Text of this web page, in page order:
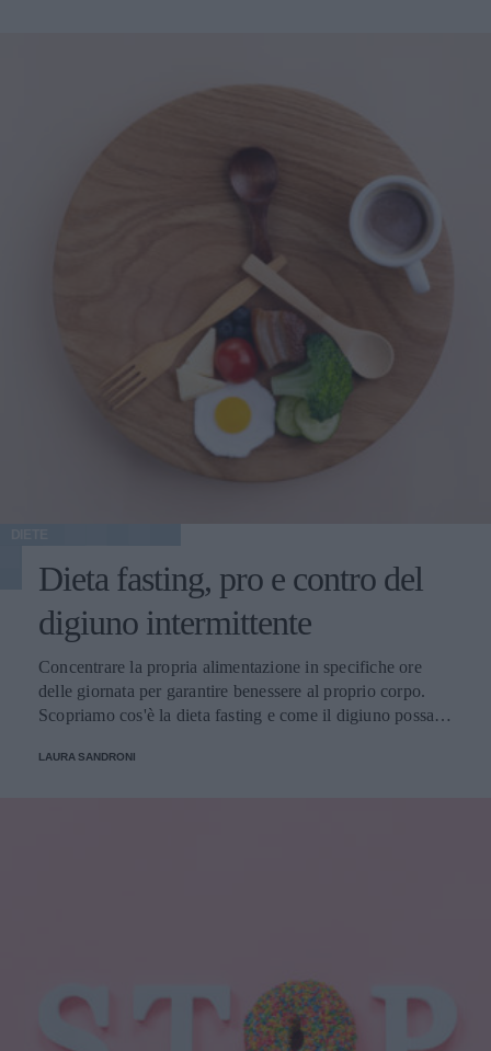
Dieta fasting, pro e contro del
digiuno intermittente
Concentrare la propria alimentazione in specifiche ore
delle giornata per garantire benessere al proprio corpo.
Scopriamo cos'è la dieta fasting e come il digiuno possa
LAURA SANDRONI